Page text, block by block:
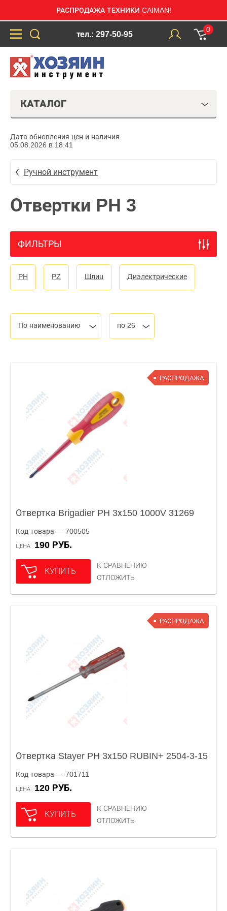
РАСПРОДАЖА ТЕХНИКИ CAIMAN!
тел.: 297-50-95
0
КАТАЛОГ
Дата обновления цен и наличия:
05.08.2026 в 18:41
Ручной инструмент
Отвертки PH 3
ФИЛЬТРЫ
PH PZ Шлиц Диэлектрические
По наименованию по 26
РАСПРОДАЖА
Отвертка Brigadier PH 3х150 1000V 31269
Код товара — 700505
ЦЕНА 190 РУБ.
КУПИТЬ
К СРАВНЕНИЮ
ОТЛОЖИТЬ
РАСПРОДАЖА
Отвертка Stayer PH 3х150 RUBIN+ 2504-3-15
Код товара — 701711
ЦЕНА 120 РУБ.
КУПИТЬ
К СРАВНЕНИЮ
ОТЛОЖИТЬ